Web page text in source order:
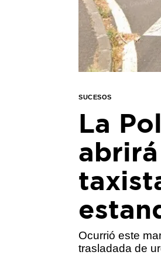
SUCESOS
La
Ocurrió este
trasladada de